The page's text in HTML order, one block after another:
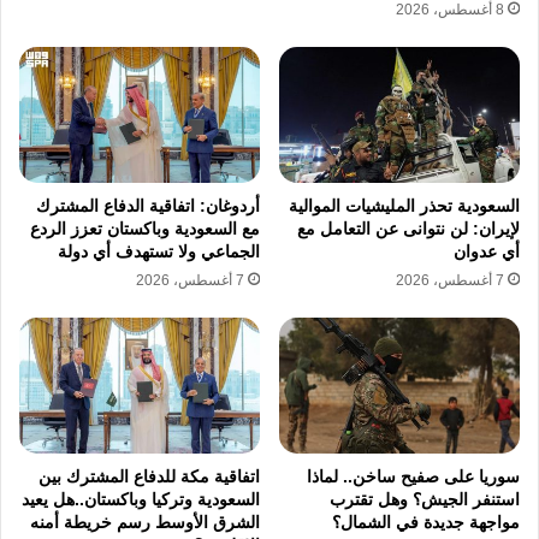
واجه غلام رضا سليماني ملاحقات دولية واسعة
حيث أدرجه مكتب مراقبة الأصول الأجنبية بوزارة
الخزانة الأميركية أوفاك في يناير عام 2020 على
قائمة العقوبات مع سبعة مسؤولين كبار بتهمة
تنفيذ سياسات زعزعت استقرار المنطقة، وتبعه
الاتحاد الأوروبي في شهر أبريل عام 2021 بفرض
عقوبات شملت تجميد أصوله ومنعه من السفر
لدول الاتحاد لدوره في أحداث نوفمبر 2019، كما
انضمت بريطانيا للقائمة في أكتوبر 2022 على
خلفية واقعة مهسا أميني وصولا إلى عقوبات
نيوزيلندا في ديسمبر 2022 التي حظرت دخوله
أراضيها لتكتمل بذلك دائرة الحصار الدولي حول
القائد العسكري قبيل اغتياله،
8 أغسطس، 2026
السعودية تحذر المليشيات الموالية
لإيران: لن نتوانى عن التعامل مع
أي عدوان
7 أغسطس، 2026
أردوغان: اتفاقية الدفاع المشترك
مع السعودية وباكستان تعزز الردع
الجماعي ولا تستهدف أي دولة
7 أغسطس، 2026
سوريا على صفيح ساخن.. لماذا
استنفر الجيش؟ وهل تقترب
مواجهة جديدة في الشمال؟
اتفاقية مكة للدفاع المشترك بين
السعودية وتركيا وباكستان..هل يعيد
الشرق الأوسط رسم خريطة أمنه